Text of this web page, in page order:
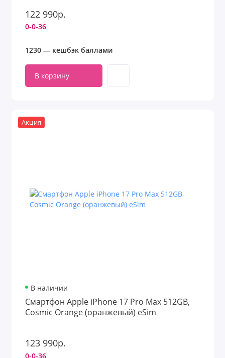
122 990р.
0-0-36
1230 — кешбэк баллами
В корзину
Акция
В наличии
Смартфон Apple iPhone 17 Pro Max 512GB,
Cosmic Orange (оранжевый) eSim
123 990р.
0-0-36